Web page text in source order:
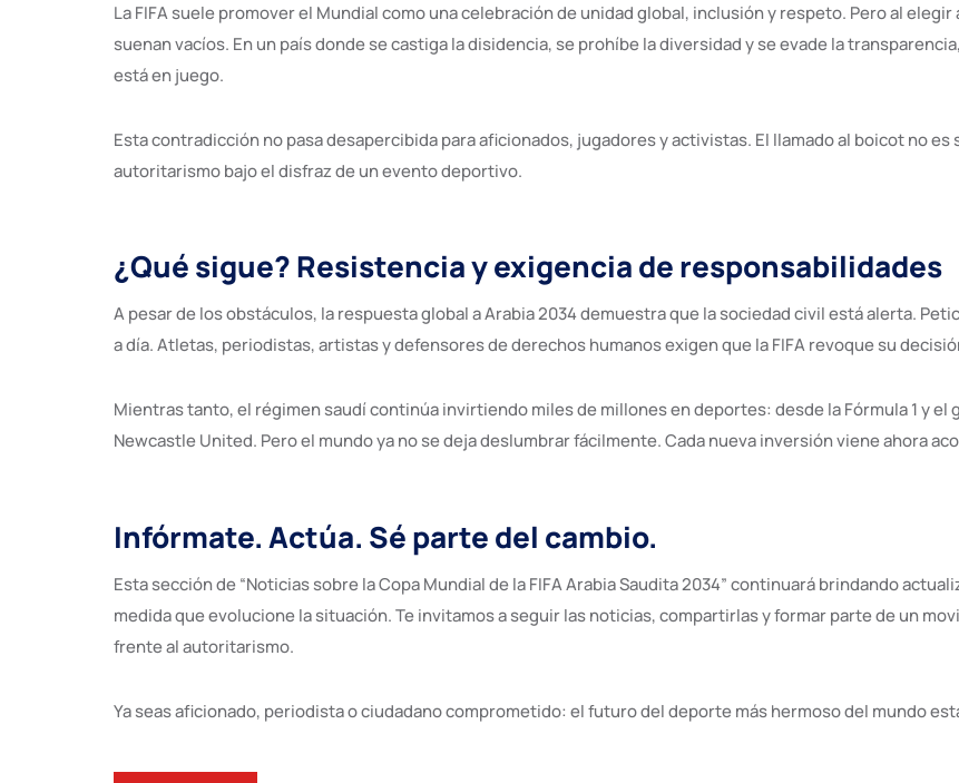
La FIFA suele promover el Mundial como una celebración de unidad global, inclusión y respeto. Pero al
suenan vacíos. En un país donde se castiga la disidencia, se prohíbe la diversidad y se evade la
está en juego.
Esta contradicción no pasa desapercibida para aficionados, jugadores y activistas. El llamado al boicot no
autoritarismo bajo el disfraz de un evento deportivo.
¿Qué sigue? Resistencia y exigencia de responsabilidades
A pesar de los obstáculos, la respuesta global a Arabia 2034 demuestra que la sociedad civil está alerta.
a día. Atletas, periodistas, artistas y defensores de derechos humanos exigen que la FIFA revoque su
Mientras tanto, el régimen saudí continúa invirtiendo miles de millones en deportes: desde la Fórmula 1 y el
Newcastle United. Pero el mundo ya no se deja deslumbrar fácilmente. Cada nueva inversión viene ahora
Infórmate. Actúa. Sé parte del cambio.
Esta sección de “Noticias sobre la Copa Mundial de la FIFA Arabia Saudita 2034” continuará brindando
medida que evolucione la situación. Te invitamos a seguir las noticias, compartirlas y formar parte de un
frente al autoritarismo.
Ya seas aficionado, periodista o ciudadano comprometido: el futuro del deporte más hermoso del mundo